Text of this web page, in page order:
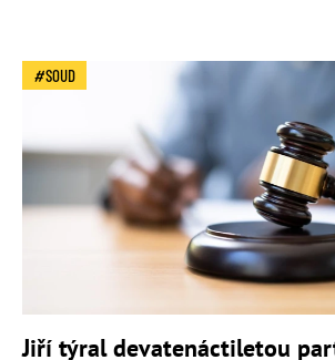
SOUD
Jiří týral devatenáctiletou